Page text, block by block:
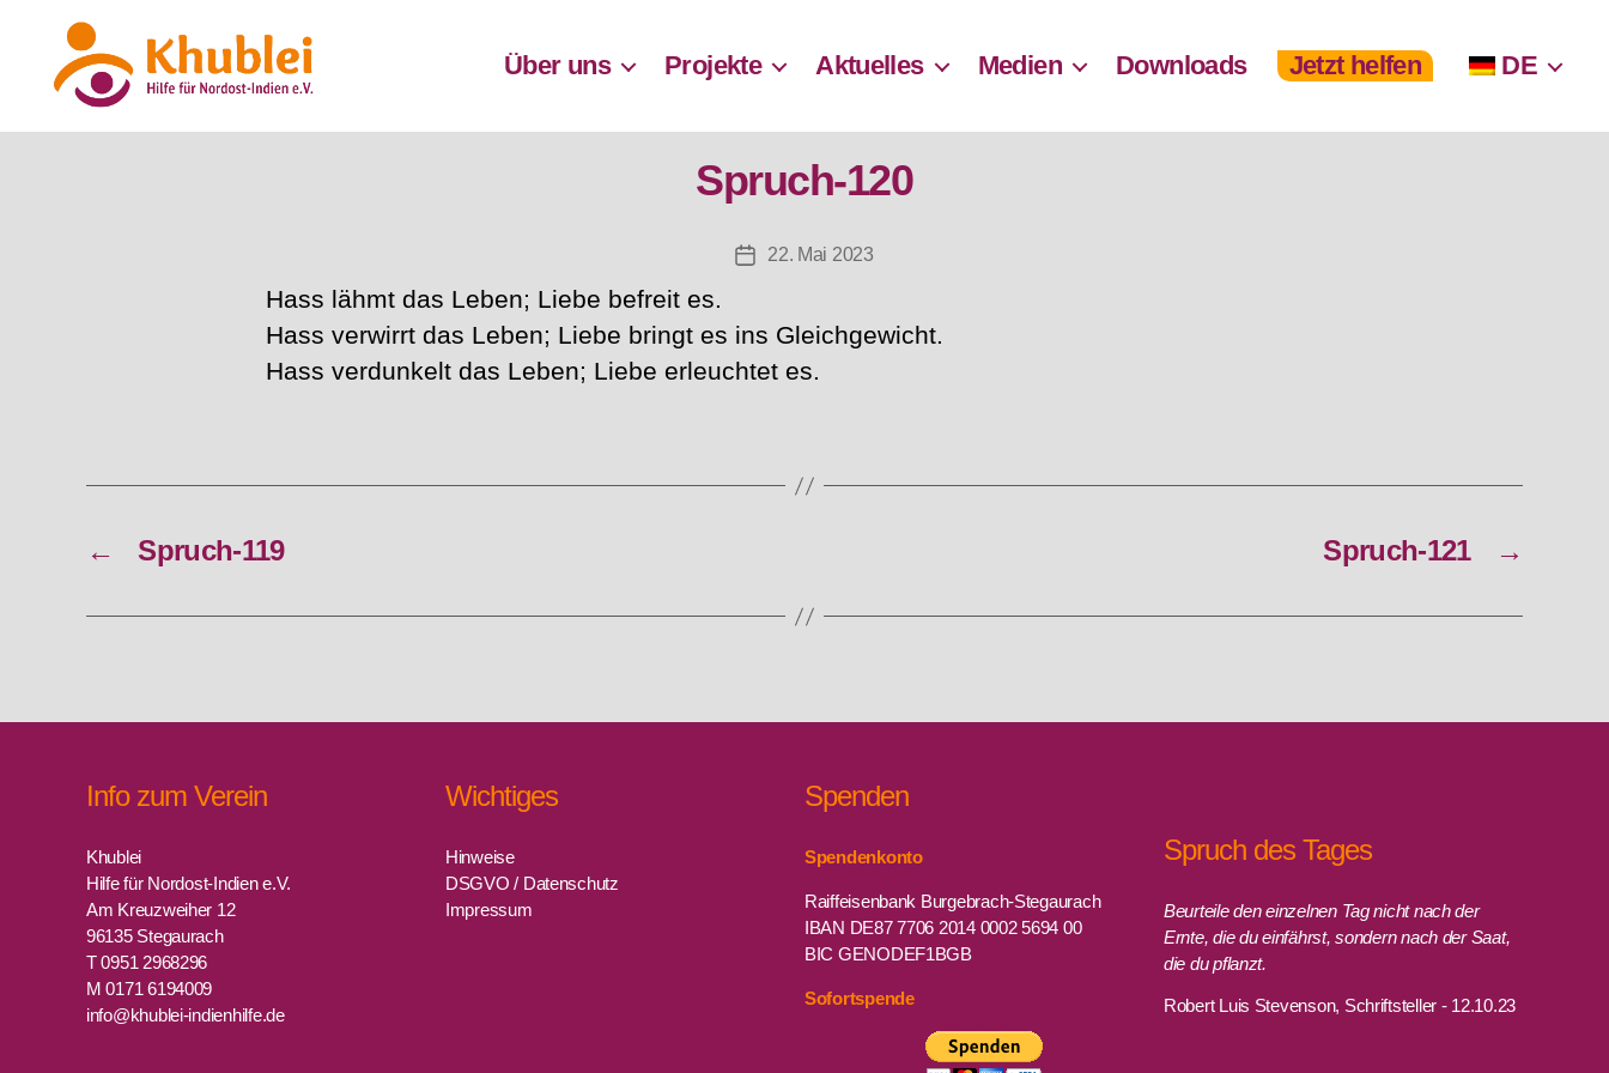
Khublei
Über uns Projekte Aktuelles Medien Downloads Jetzt helfen DE
Spruch-120
Beitragsdatum
22. Mai 2023
Hass lähmt das Leben; Liebe befreit es.
Hass verwirrt das Leben; Liebe bringt es ins Gleichgewicht.
Hass verdunkelt das Leben; Liebe erleuchtet es.
← Spruch-119 →
Spruch-121
Info zum Verein
Khublei
Hilfe für Nordost-Indien e.V.
Am Kreuzweiher 12
96135 Stegaurach
T 0951 2968296
M 0171 6194009
info@khublei-indienhilfe.de
Wichtiges
Hinweise
DSGVO / Datenschutz
Impressum
Spenden
Spendenkonto
Raiffeisenbank Burgebrach-Stegaurach
IBAN DE87 7706 2014 0002 5694 00
BIC GENODEF1BGB
Sofortspende
Spruch des Tages
Beurteile den einzelnen Tag nicht nach der
Ernte, die du einfährst, sondern nach der Saat,
die du pflanzt.
Robert Luis Stevenson, Schriftsteller - 12.10.23